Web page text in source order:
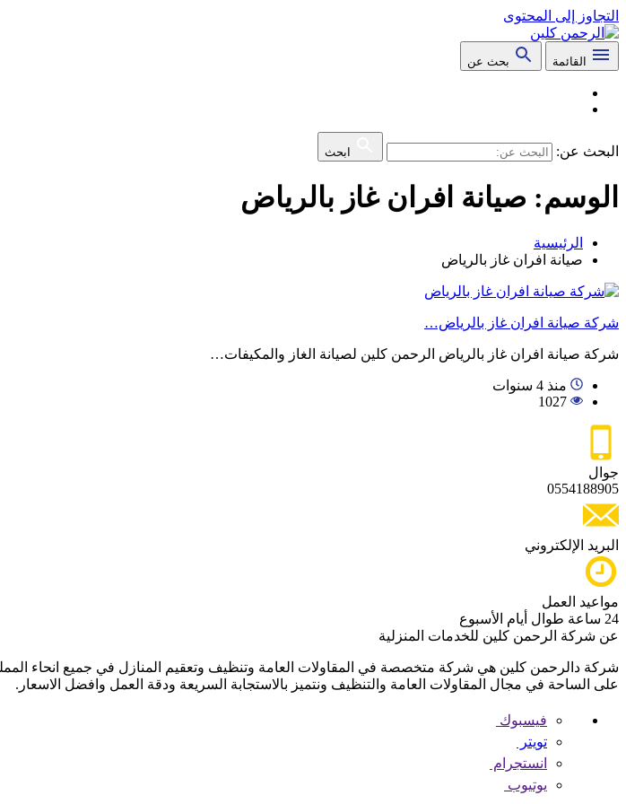
التجاوز إلى المحتوى
القائمة بحث عن
البحث عن: ابحث
الوسم: صيانة افران غاز بالرياض
الرئيسية
صيانة افران غاز بالرياض
شركة صيانة افران غاز بالرياض…
شركة صيانة افران غاز بالرياض الرحمن كلين لصيانة الغاز والمكيفات…
منذ 4 سنوات
1027
جوال
0554188905
البريد الإلكتروني
مواعيد العمل
24 ساعة طوال أيام الأسبوع
عن شركة الرحمن كلين للخدمات المنزلية
على الساحة في مجال المقاولات العامة والتنظيف ونتميز بالاستجابة السريعة ودقة العمل وافضل الاسعار.
فيسبوك
تويتر
انستجرام
يوتيوب